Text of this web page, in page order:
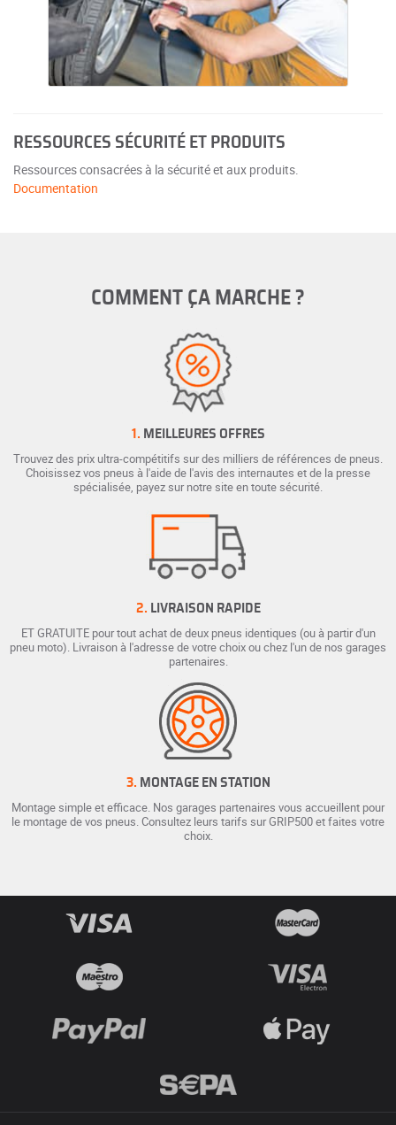
RESSOURCES SÉCURITÉ ET PRODUITS
Ressources consacrées à la sécurité et aux produits.
Documentation
COMMENT ÇA MARCHE ?
1. MEILLEURES OFFRES
Trouvez des prix ultra-compétitifs sur des milliers de références de pneus.
Choisissez vos pneus à l'aide de l'avis des internautes et de la presse
spécialisée, payez sur notre site en toute sécurité.
2. LIVRAISON RAPIDE
ET GRATUITE pour tout achat de deux pneus identiques (ou à partir d'un
pneu moto). Livraison à l'adresse de votre choix ou chez l'un de nos garages
partenaires.
3. MONTAGE EN STATION
Montage simple et efficace. Nos garages partenaires vous accueillent pour
le montage de vos pneus. Consultez leurs tarifs sur GRIP500 et faites votre
choix.